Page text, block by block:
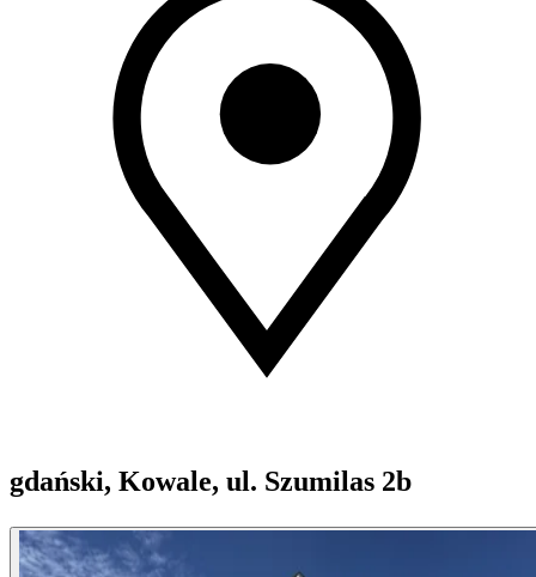
gdański, Kowale, ul. Szumilas 2b